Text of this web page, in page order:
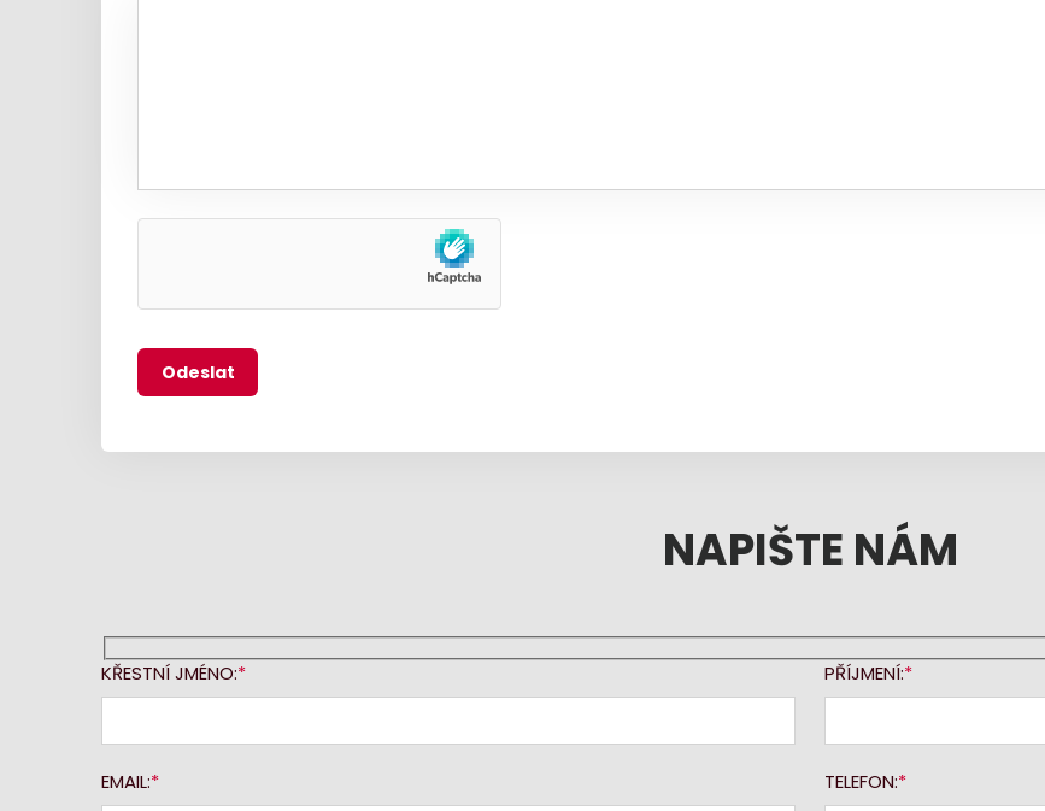
NAPIŠTE NÁM
KŘESTNÍ JMÉNO: PŘÍJMENÍ:
EMAIL: TELEFON: